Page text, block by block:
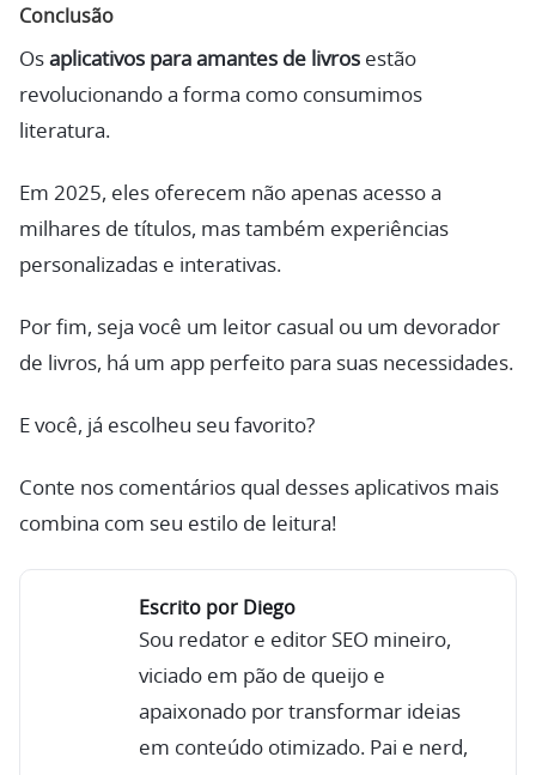
Conclusão
Os aplicativos para amantes de livros estão
revolucionando a forma como consumimos
literatura.
Em 2025, eles oferecem não apenas acesso a
milhares de títulos, mas também experiências
personalizadas e interativas.
Por fim, seja você um leitor casual ou um devorador
de livros, há um app perfeito para suas necessidades.
E você, já escolheu seu favorito?
Conte nos comentários qual desses aplicativos mais
combina com seu estilo de leitura!
Escrito por Diego
Sou redator e editor SEO mineiro,
viciado em pão de queijo e
apaixonado por transformar ideias
em conteúdo otimizado. Pai e nerd,